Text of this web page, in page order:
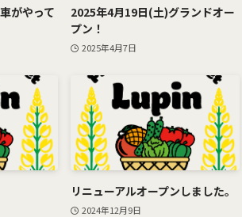
がやって
2025年4月19日(土)グランドオー
プン！
2025年4月7日
リニューアルオープンしました。
2024年12月9日